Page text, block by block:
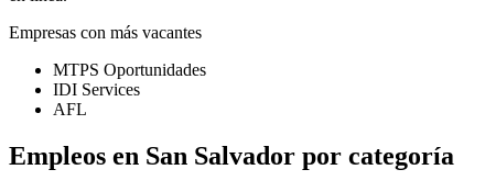
Empresas con más vacantes
MTPS Oportunidades
IDI Services
AFL
Empleos en San Salvador por categoría